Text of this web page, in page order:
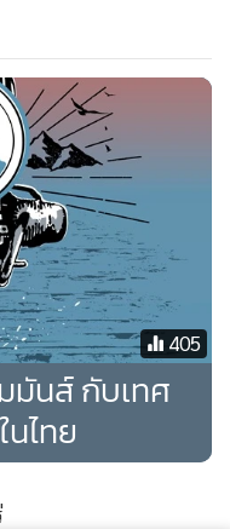
กท่านร่วมเป็นแฟนเพจ
ทางการรับรู้ข่าวสาร
405
มันส์ กับเทศ
ไทย